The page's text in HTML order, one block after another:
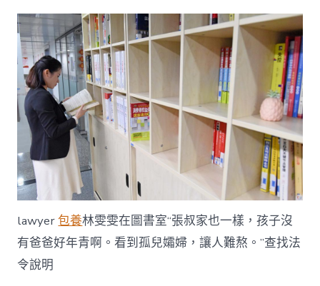
lawyer包養林雯雯在圖書室“張叔家也一樣，孩子沒
有爸爸好年青啊。看到孤兒孀婦，讓人難熬。”查找法
令說明